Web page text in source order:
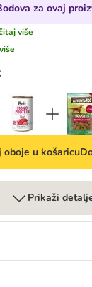
za ovaj
više
oboje u košaricu
Prikaži